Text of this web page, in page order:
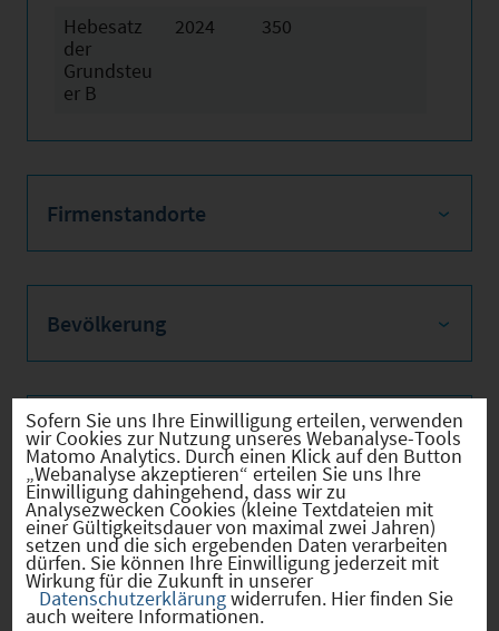
Hebesatz
der
Grundsteu
er B
2024 350
Firmenstandorte
Bevölkerung
Sozialvers. Beschäftigte
Verkehrsinfrastruktur
Sofern Sie uns Ihre Einwilligung erteilen, verwenden
wir Cookies zur Nutzung unseres Webanalyse-Tools
Matomo Analytics. Durch einen Klick auf den Button
„Webanalyse akzeptieren“ erteilen Sie uns Ihre
Einwilligung dahingehend, dass wir zu
Analysezwecken Cookies (kleine Textdateien mit
einer Gültigkeitsdauer von maximal zwei Jahren)
setzen und die sich ergebenden Daten verarbeiten
dürfen. Sie können Ihre Einwilligung jederzeit mit
Wirkung für die Zukunft in unserer
Datenschutzerklärungwiderrufen. Hier finden Sie
auch weitere Informationen.